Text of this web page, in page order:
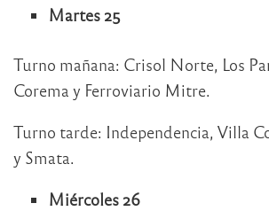
Martes 25
Turno mañana: Crisol Norte, Los
Corema y Ferroviario Mitre.
Turno tarde: Independencia, Villa
y Smata.
Miércoles 26